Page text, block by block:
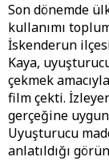
Son dönemde
kullanımı
İskenderun
Kaya,
çekmek
film çekti.
gerçeğine
Uyuşturucu
anlatıldığı